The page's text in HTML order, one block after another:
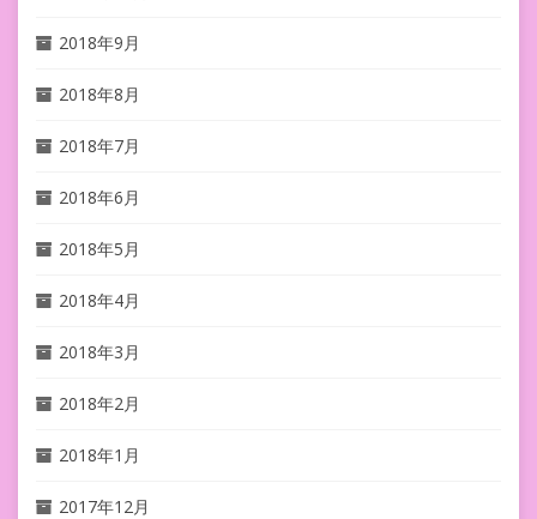
2018年9月
2018年8月
2018年7月
2018年6月
2018年5月
2018年4月
2018年3月
2018年2月
2018年1月
2017年12月